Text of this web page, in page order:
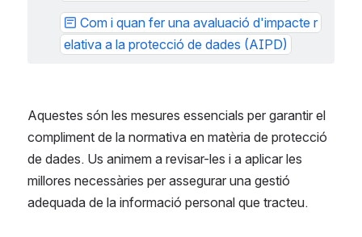
Com i quan fer una avaluació d'impacte r
elativa a la protecció de dades (AIPD)
Aquestes són les mesures essencials per garantir el
compliment de la normativa en matèria de protecció
de dades. Us animem a revisar-les i a aplicar les
millores necessàries per assegurar una gestió
adequada de la informació personal que tracteu.